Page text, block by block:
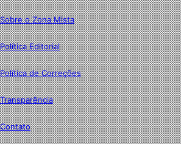
Sobre o Zona Mista
Política Editorial
Política de Correções
Transparência
Contato